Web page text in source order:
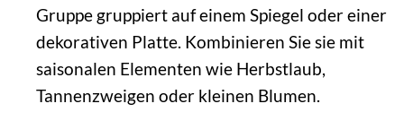
Gruppe gruppiert auf einem Spiegel oder einer
dekorativen Platte. Kombinieren Sie sie mit
saisonalen Elementen wie Herbstlaub,
Tannenzweigen oder kleinen Blumen.